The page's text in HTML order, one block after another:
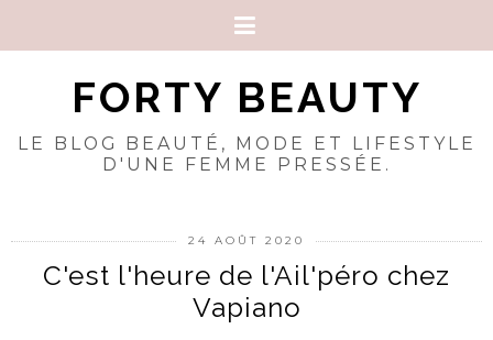
FORTY BEAUTY
LE BLOG BEAUTÉ, MODE ET LIFESTYLE
D'UNE FEMME PRESSÉE.
24 AOÛT 2020
C'est l'heure de l'Ail'péro chez
Vapiano